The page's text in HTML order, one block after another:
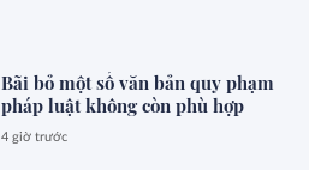
Bãi bỏ một số văn bản quy phạm
pháp luật không còn phù hợp
4 giờ trước